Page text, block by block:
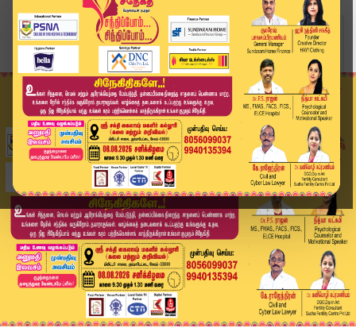
Home
வீடியோ ஸ்டோரி
Headlines Now | 8 PM Headlines | 25 DEC 2025 | ...